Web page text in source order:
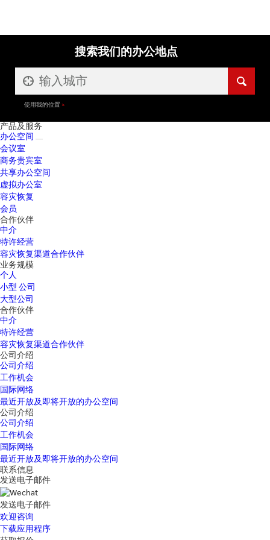
搜索我们的办公地点
使用我的位置
产品及服务
办公空间
会议室
商务贵宾室
共享办公空间
虚拟办公室
容灾恢复
会员
合作伙伴
中介
特许经营
容灾恢复渠道合作伙伴
业务规模
个人
小型 公司
大型公司
合作伙伴
中介
特许经营
容灾恢复渠道合作伙伴
公司介绍
公司介绍
工作机会
国际网络
最近开放及即将开放的办公空间
公司介绍
公司介绍
工作机会
国际网络
最近开放及即将开放的办公空间
联系信息
发送电子邮件
发送电子邮件
欢迎咨询
下载应用程序